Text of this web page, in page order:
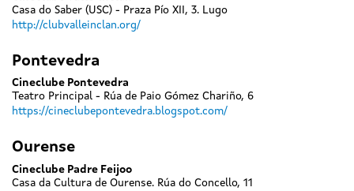
Casa do Saber (USC) - Praza Pío XII, 3. Lugo
http://clubvalleinclan.org/
Pontevedra
Cineclube Pontevedra
Teatro Principal - Rúa de Paio Gómez Chariño, 6
https://cineclubepontevedra.blogspot.com/
Ourense
Cineclube Padre Feijoo
Casa da Cultura de Ourense. Rúa do Concello, 11